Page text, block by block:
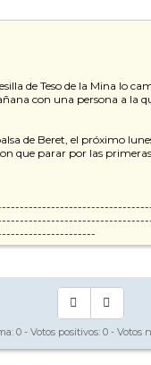
de Teso de la Mina lo
con una persona a la
de Beret, el próximo
que parar por las
de Baqueira en la web.
favor¡¡¡¡¡¡¡
0 - Votos positivos: 0 - Votos